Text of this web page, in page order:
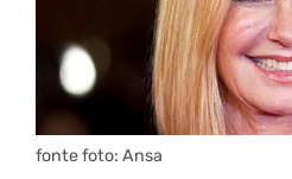
fonte foto: Ansa